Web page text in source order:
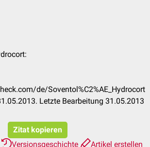
de/Soventol%C2%AE_Hydrocort
Letzte Bearbeitung 31.05.2013
Zitat kopieren
Versionsgeschichte
Artikel erstellen